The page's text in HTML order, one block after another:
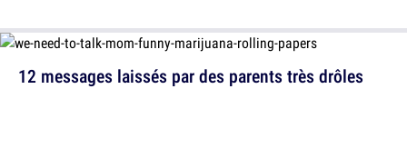
12 messages laissés par des parents très drôles